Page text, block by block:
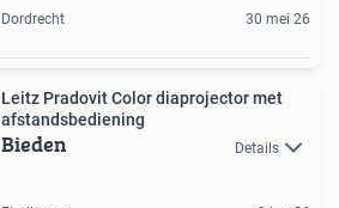
Dordrecht 30 mei 26
Leitz Pradovit Color diaprojector met
afstandsbediening
Bieden Details